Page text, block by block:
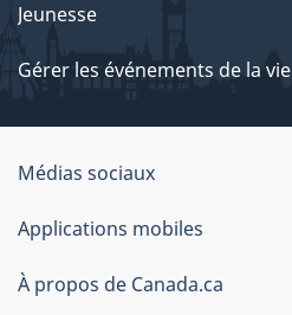
Jeunesse
Gérer les événements de la vie
Organisation
du
gouvernement
du
Médias sociaux
Applications mobiles
À propos de Canada.ca